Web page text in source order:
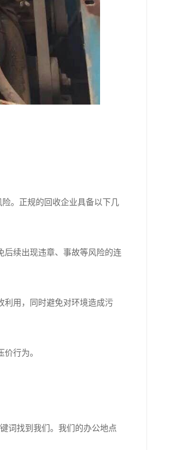
。正规的回收企业具备以下几
后续出现违章、事故等风险的连
利用，同时避免对环境造成污
行为。
词找到我们。我们的办公地点